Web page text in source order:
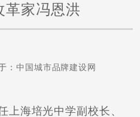
革家冯恩洪
：中国城市品牌建设网
海培光中学副校长、